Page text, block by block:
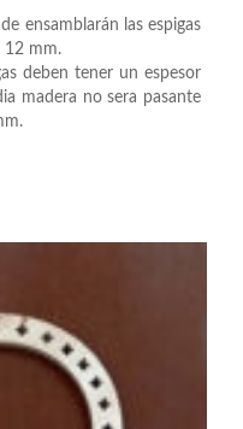
ensamblarán las espigas
12 mm.
deben tener un espesor
madera no sera pasante